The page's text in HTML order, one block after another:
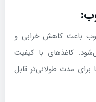
باعث کاهش خرابی و
کاغذهای با کیفیت
برای مدت طولانی‌تر قابل